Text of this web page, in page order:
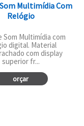
Multimídia Com
Relógio
Som Multimídia com
digital. Material
com display
superior fr...
orçar